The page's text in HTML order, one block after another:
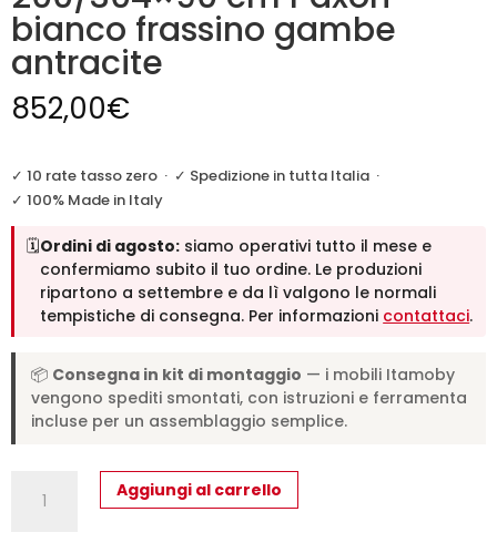
bianco frassino gambe
antracite
852,00€
✓ 10 rate tasso zero · ✓ Spedizione in tutta Italia ·
✓ 100% Made in Italy
🗓️Ordini di agosto: siamo operativi tutto il mese e
confermiamo subito il tuo ordine. Le produzioni
ripartono a settembre e da lì valgono le normali
tempistiche di consegna. Per informazioni contattaci.
📦 Consegna in kit di montaggio — i mobili Itamoby
vengono spediti smontati, con istruzioni e ferramenta
incluse per un assemblaggio semplice.
allungabile
Aggiungi al carrello